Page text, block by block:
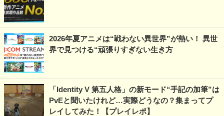
2026年夏アニメは“戦わない異世界”が熱い！ 異世
界で見つける“頑張りすぎない生き方
「Identity V 第五人格」の新モード“手記の加筆”は
PvEと聞いたけれど…実際どうなの？集まってプ
レイしてみた！【プレイレポ】